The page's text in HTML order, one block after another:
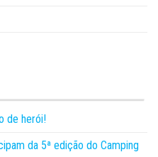
de herói!
da 5ª edição do Camping